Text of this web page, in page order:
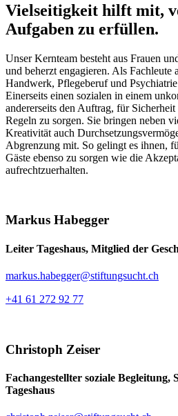
Vielseitigkeit hilft mit,
Aufgaben zu erfüllen.
Unser Kernteam besteht aus Frauen
und beherzt engagieren. Als Fachleute
Handwerk, Pflegeberuf und
Einerseits einen sozialen in einem
andererseits den Auftrag, für
Regeln zu sorgen. Sie bringen neben
Kreativität auch
Abgrenzung mit. So gelingt es ihnen,
Gäste ebenso zu sorgen wie die
aufrechtzuerhalten.
Markus Habegger
Leiter Tageshaus, Mitglied der
markus.habegger@stiftungsucht.ch
+41 61 272 92 77
Christoph Zeiser
Fachangestellter soziale
Tageshaus